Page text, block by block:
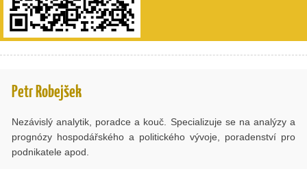
Petr Robejšek
Nezávislý analytik, poradce a kouč. Specializuje se na analýzy a
prognózy hospodářského a politického vývoje, poradenství pro
podnikatele apod.